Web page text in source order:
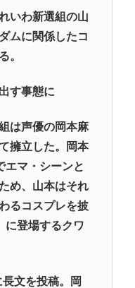
いわ新選組の山
ムに関係したコ
。
す事態に
は声優の岡本麻
擁立した。岡本
エマ・シーンと
め、山本はそれ
るコスプレを披
に登場するクワ
長文を投稿。岡